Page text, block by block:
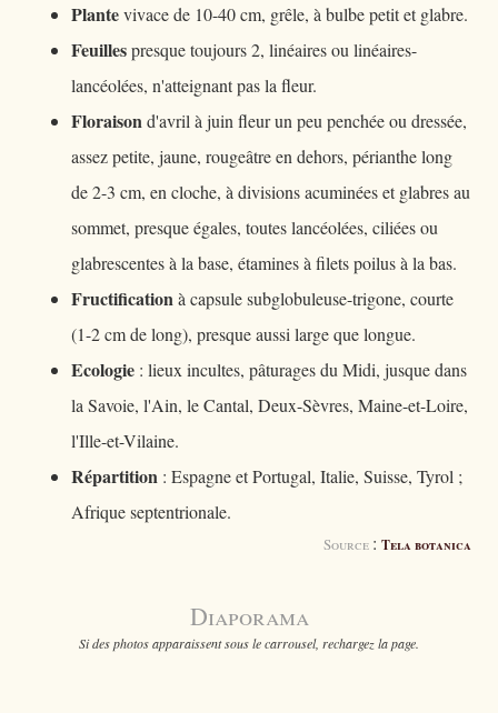
Plantevivace de 10-40 cm, grêle, à bulbe petit et glabre.
Feuillespresque toujours 2, linéaires ou linéaires-
lancéolées, n'atteignant pas la fleur.
Floraisond'avril à juin fleur un peu penchée ou dressée,
assez petite, jaune, rougeâtre en dehors, périanthe long
de 2-3 cm, en cloche, à divisions acuminées et glabres au
sommet, presque égales, toutes lancéolées, ciliées ou
glabrescentes à la base, étamines à filets poilus à la bas.
Fructificationà capsule subglobuleuse-trigone, courte
(1-2 cm de long), presque aussi large que longue.
Ecologie : lieux incultes, pâturages du Midi, jusque dans
la Savoie, l'Ain, le Cantal, Deux-Sèvres, Maine-et-Loire,
l'Ille-et-Vilaine.
Répartition : Espagne et Portugal, Italie, Suisse, Tyrol ;
Afrique septentrionale.
Source : Tela botanica
Diaporama
Si des photos apparaissent sous le carrousel, rechargez la page.